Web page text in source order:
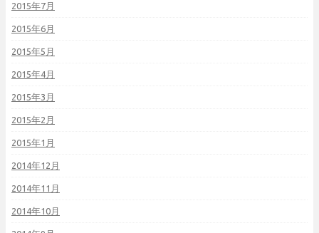
2015年7月
2015年6月
2015年5月
2015年4月
2015年3月
2015年2月
2015年1月
2014年12月
2014年11月
2014年10月